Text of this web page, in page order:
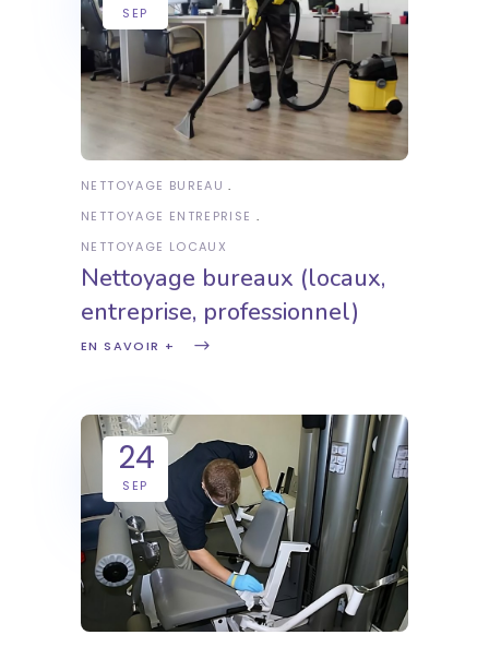
SEP
NETTOYAGE BUREAU
NETTOYAGE ENTREPRISE
NETTOYAGE LOCAUX
Nettoyage bureaux (locaux,
entreprise, professionnel)
EN SAVOIR +
24
SEP